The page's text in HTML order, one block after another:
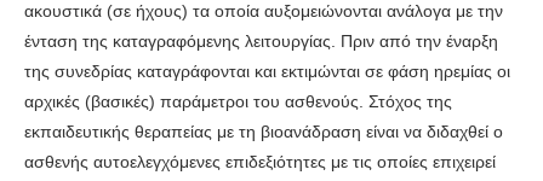
ακουστικά (σε ήχους) τα οποία αυξομειώνονται ανάλογα με την
ένταση της καταγραφόμενης λειτουργίας. Πριν από την έναρξη
της συνεδρίας καταγράφονται και εκτιμώνται σε φάση ηρεμίας οι
αρχικές (βασικές) παράμετροι του ασθενούς. Στόχος της
εκπαιδευτικής θεραπείας με τη βιοανάδραση είναι να διδαχθεί ο
ασθενής αυτοελεγχόμενες επιδεξιότητες με τις οποίες επιχειρεί